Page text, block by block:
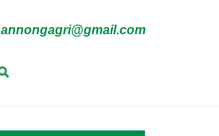
annongagri@gmail.com